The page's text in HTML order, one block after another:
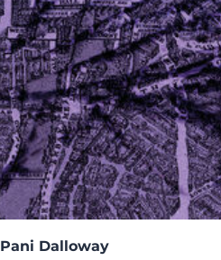
Pani Dalloway